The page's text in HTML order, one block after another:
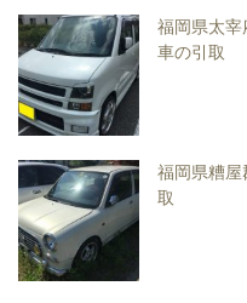
福岡県太宰
車の引取
福岡県糟屋
取